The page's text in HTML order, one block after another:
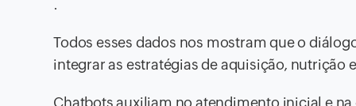
.
Todos esses dados nos mostram que o
integrar as estratégias de aquisição, nutrição
Chatbots auxiliam no atendimento inicial e